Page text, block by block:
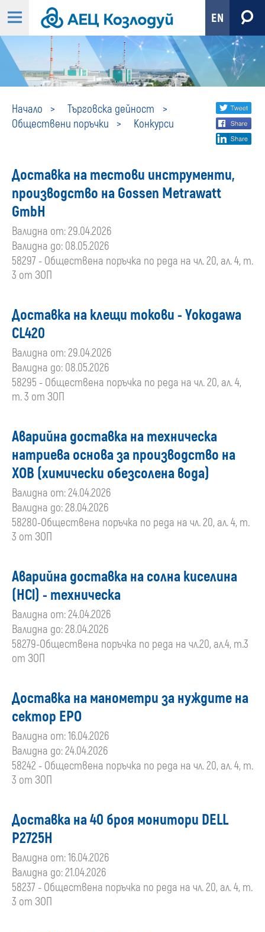
EN
Начало
Търговска дейност
Обществени поръчки
Конкурси
Конкурси
Share
social
Доставка на тестови инструменти,
производство на Gossen Metrawatt
GmbH
Валидна от: 29.04.2026
Валидна до: 08.05.2026
58297 - Обществена поръчка по реда на чл. 20, ал. 4, т.
3 от ЗОП
Доставка на клещи токови - Yokogawa
CL420
Валидна от: 29.04.2026
Валидна до: 08.05.2026
58295 - Обществена поръчка по реда на чл. 20, ал. 4,
т. 3 от ЗОП
Аварийна доставка на техническа
натриева основа за производство на
ХОВ (химически обезсолена вода)
Валидна от: 24.04.2026
Валидна до: 28.04.2026
58280-Обществена поръчка по реда на чл. 20, ал. 4, т.
3 от ЗОП
Аварийна доставка на солна киселина
(HCl) - техническа
Валидна от: 24.04.2026
Валидна до: 28.04.2026
58279-Обществена поръчка по реда на чл.20, ал.4, т.3
от ЗОП
Доставка на манометри за нуждите на
сектор ЕРО
Валидна от: 16.04.2026
Валидна до: 24.04.2026
58242 - Обществена поръчка по реда на чл. 20, ал. 4, т.
3 от ЗОП
Доставка на 40 броя монитори DELL
P2725H
Валидна от: 16.04.2026
Валидна до: 21.04.2026
58237 - Обществена поръчка по реда на чл. 20, ал. 4, т.
3 от ЗОП